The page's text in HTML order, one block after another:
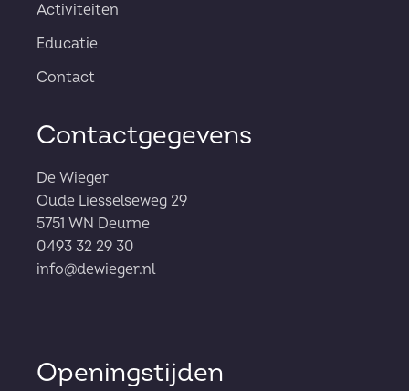
Activiteiten
Educatie
Contact
Contactgegevens
De Wieger
Oude Liesselseweg 29
5751 WN Deurne
0493 32 29 30
info@dewieger.nl
Openingstijden